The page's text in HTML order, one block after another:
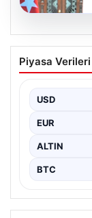
06.08.2026
Bakan
Adalet
dönemi
Piyasa Verileri
USD
EUR
ALTIN
BTC